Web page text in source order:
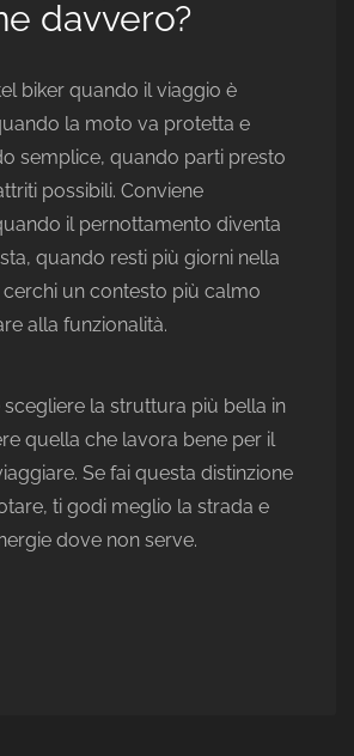
davvero?
biker quando il viaggio è
la moto va protetta e
semplice, quando parti presto
possibili. Conviene
il pernottamento diventa
quando resti più giorni nella
cerchi un contesto più calmo
alla funzionalità.
scegliere la struttura più bella in
quella che lavora bene per il
Se fai questa distinzione
ti godi meglio la strada e
dove non serve.